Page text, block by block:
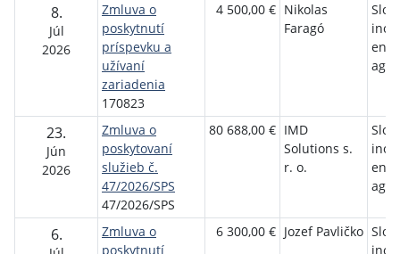
8.
Júl
2026
Zmluva o
poskytnutí
príspevku a
užívaní
zariadenia
170823
4 500,00 € Nikolas
Faragó
23.
Jún
2026
Zmluva o
poskytovaní
služieb č.
47/2026/SPS
47/2026/SPS
80 688,00 € IMD
Solutions s.
r. o.
6.
Zmluva o
poskytnutí
6 300,00 € Jozef Pavličko